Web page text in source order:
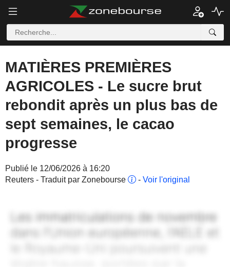
MATIÈRES PREMIÈRES
AGRICOLES - Le sucre brut
rebondit après un plus bas de
sept semaines, le cacao
progresse
Publié le 12/06/2026 à 16:20
Reuters - Traduit par Zonebourse
- Voir l'original